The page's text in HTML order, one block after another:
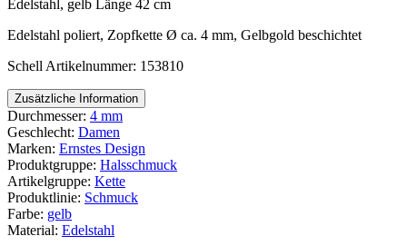
Edelstahl, gelb Länge 42 cm
Edelstahl poliert, Zopfkette Ø ca. 4 mm, Gelbgold beschichtet
Schell Artikelnummer: 153810
Zusätzliche Information
Durchmesser: 4 mm
Geschlecht: Damen
Marken: Ernstes Design
Produktgruppe: Halsschmuck
Artikelgruppe: Kette
Produktlinie: Schmuck
Farbe: gelb
Material: Edelstahl